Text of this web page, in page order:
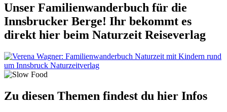
Unser Familienwanderbuch für die
Innsbrucker Berge! Ihr bekommt es
direkt hier beim Naturzeit Reiseverlag
Zu diesen Themen findest du hier Infos